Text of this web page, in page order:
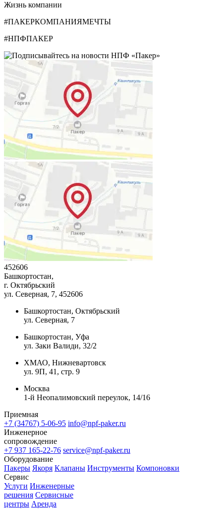
Жизнь компании
#ПАКЕРКОМПАНИЯМЕЧТЫ
#НПФПАКЕР
452606
Башкортостан,
г. Октябрьский
ул. Северная, 7, 452606
Башкортостан, Октябрьский
ул. Северная, 7
Башкортостан, Уфа
ул. Заки Валиди, 32/2
ХМАО, Нижневартовск
ул. 9П, 41, стр. 9
Москва
1-й Неопалимовский переулок, 14/16
Приемная
+7 (34767) 5-06-95 info@npf-paker.ru
Инженерное
сопровождение
+7 937 165-22-76 service@npf-paker.ru
Оборудование
Пакеры Якоря Клапаны Инструменты Компоновки
Сервис
Услуги Инженерные
решения Сервисные
центры Аренда